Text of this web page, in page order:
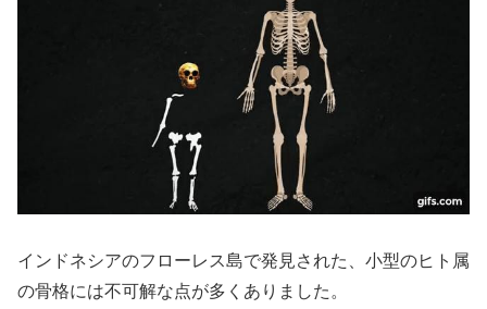
インドネシアのフローレス島で発見された、小型のヒト属
の骨格には不可解な点が多くありました。